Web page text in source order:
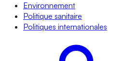
Environnement
Politique sanitaire
Politiques internationales